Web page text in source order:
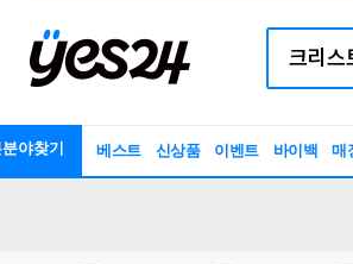
야찾기 베스트 신상품 이벤트 바이백 매